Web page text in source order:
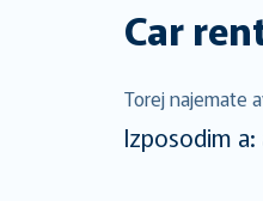
Car
Torej najemate
Izposodim a: